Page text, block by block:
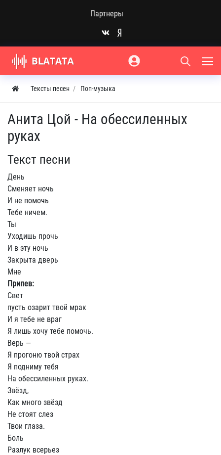
Партнеры
Тексты песен Поп-музыка
Анита Цой - На обессиленных
руках
Текст песни
День
Сменяет ночь
И не помочь
Тебе ничем.
Ты
Уходишь прочь
И в эту ночь
Закрыта дверь
Мне
Припев:
Свет
пусть озарит твой мрак
И я тебе не враг
Я лишь хочу тебе помочь.
Верь —
Я прогоню твой страх
Я подниму тебя
На обессиленных руках.
Звёзд,
Как много звёзд
Не стоят слез
Твои глаза.
Боль
Разлук всерьез